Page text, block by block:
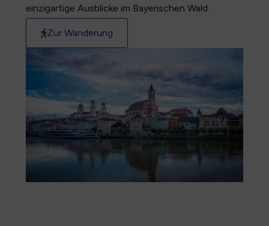
einzigartige Ausblicke im Bayerischen Wald.
Zur Wanderung